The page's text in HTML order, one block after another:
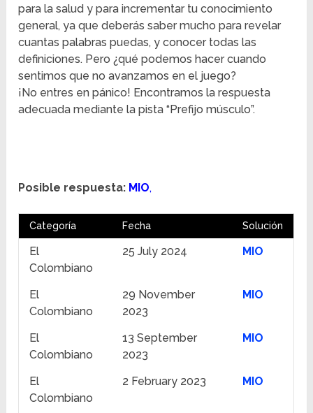
para la salud y para incrementar tu conocimiento
general, ya que deberás saber mucho para revelar
cuantas palabras puedas, y conocer todas las
definiciones. Pero ¿qué podemos hacer cuando
sentimos que no avanzamos en el juego?
¡No entres en pánico! Encontramos la respuesta
adecuada mediante la pista “Prefijo músculo”.
Posible respuesta: MIO,
Categoría Fecha Solución
El
Colombiano
25 July 2024 MIO
El
Colombiano
29 November
2023
MIO
El
Colombiano
13 September
2023
MIO
El
Colombiano
2 February 2023 MIO